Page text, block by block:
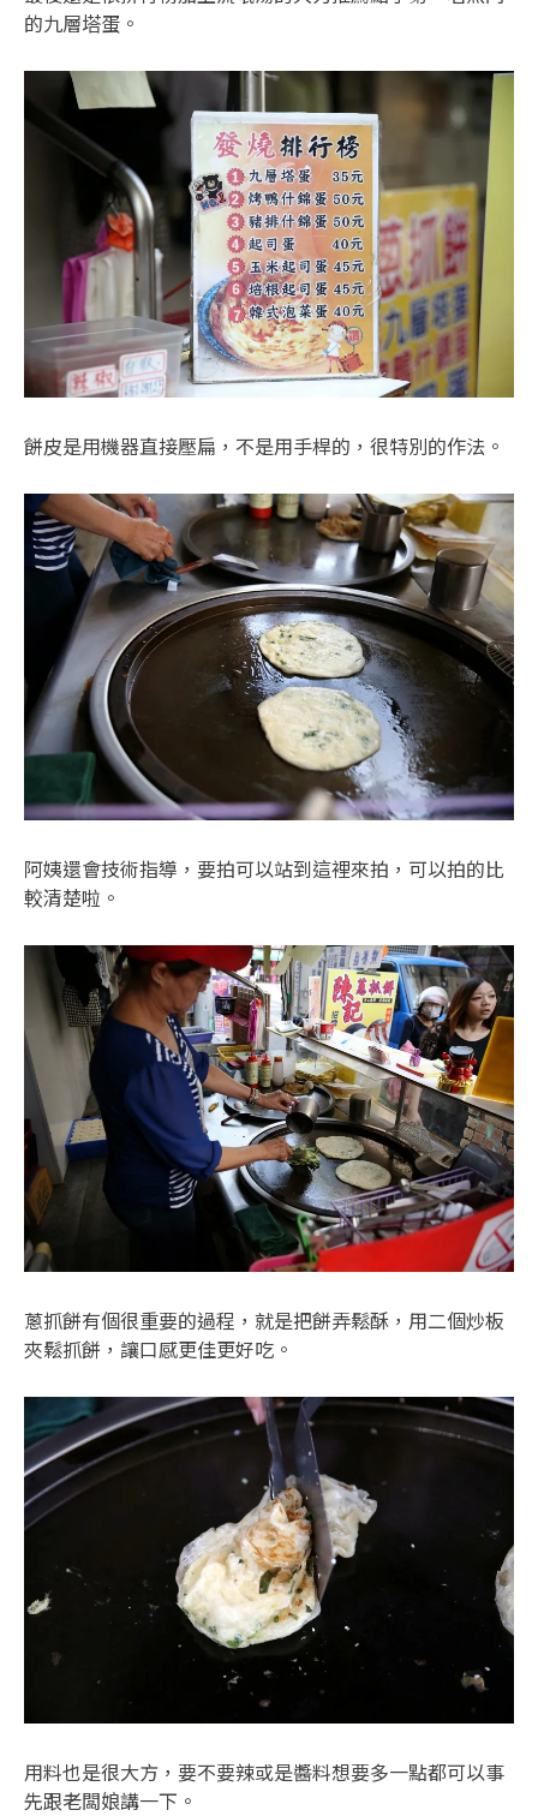
的九層塔蛋。
餅皮是用機器直接壓扁，不是用手桿的，很特別的作法。
阿姨還會技術指導，要拍可以站到這裡來拍，可以拍的比
較清楚啦。
蔥抓餅有個很重要的過程，就是把餅弄鬆酥，用二個炒板
夾鬆抓餅，讓口感更佳更好吃。
用料也是很大方，要不要辣或是醬料想要多一點都可以事
先跟老闆娘講一下。